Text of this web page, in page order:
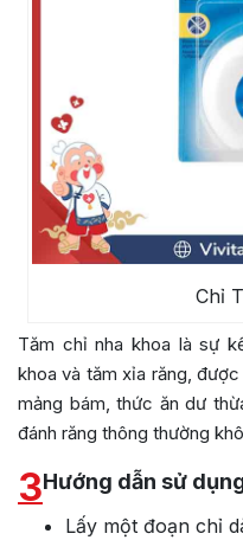
Chỉ
Tăm chỉ nha khoa là sự
khoa và tăm xỉa răng,
mảng bám, thức ăn dư
đánh răng thông thường
3Hướng dẫn sử
Lấy một đoạn chỉ